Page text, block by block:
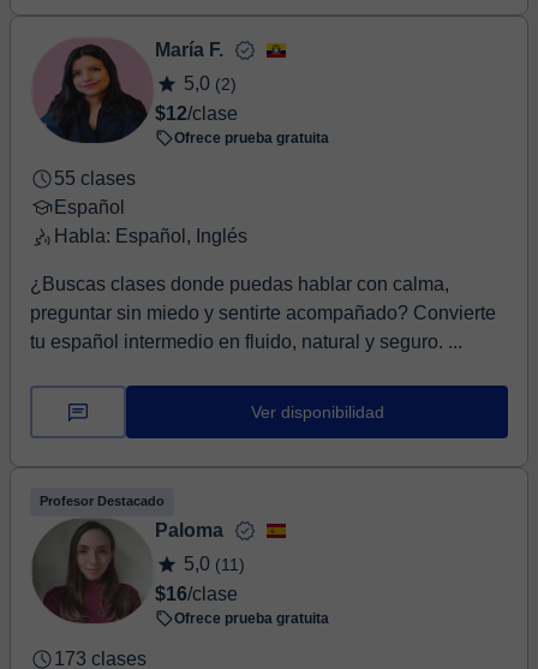
María F.
5,0 (2)
$12/clase
Ofrece prueba gratuita
55 clases
Español
Habla: Español, Inglés
¿Buscas clases donde puedas hablar con calma,
preguntar sin miedo y sentirte acompañado? Convierte
tu español intermedio en fluido, natural y seguro. ...
Ver disponibilidad
Profesor Destacado
Paloma
5,0 (11)
$16/clase
Ofrece prueba gratuita
173 clases